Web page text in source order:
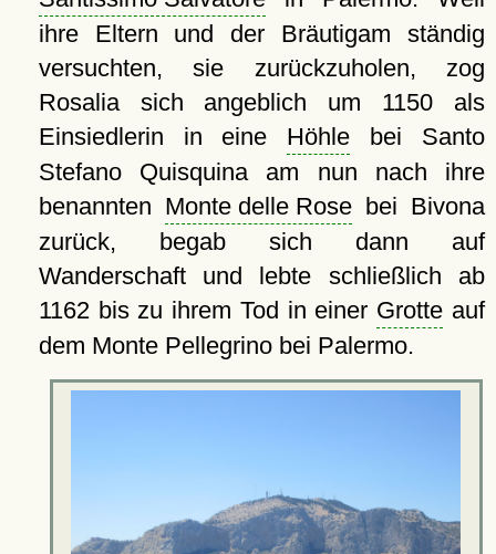
ihre Eltern und der Bräutigam ständig
versuchten, sie zurückzuholen, zog
Rosalia sich angeblich um 1150 als
Einsiedlerin in eine Höhle bei Santo
Stefano Quisquina am nun nach ihre
benannten Monte delle Rosebei Bivona
zurück, begab sich dann auf
Wanderschaft und lebte schließlich ab
1162 bis zu ihrem Tod in einer Grotte auf
dem Monte Pellegrino bei Palermo.